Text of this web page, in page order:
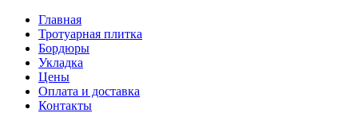
Главная
Тротуарная плитка
Бордюры
Укладка
Цены
Оплата и доставка
Контакты